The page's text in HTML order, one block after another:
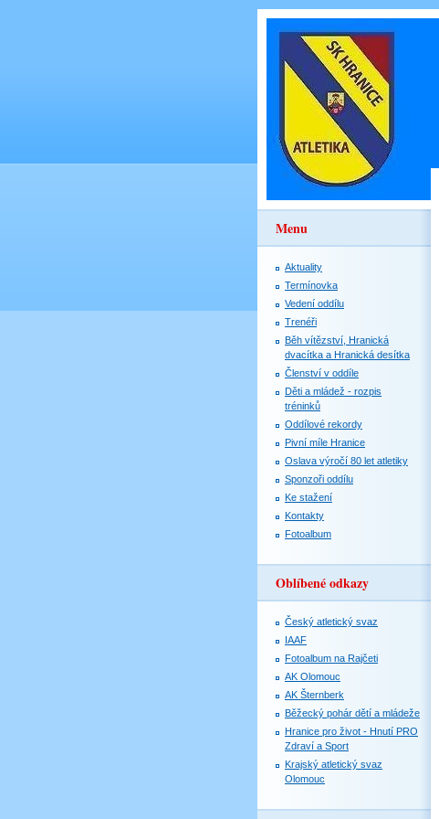
Menu
Aktuality
Termínovka
Vedení oddílu
Trenéři
Běh vítězství, Hranická
dvacítka a Hranická desítka
Členství v oddíle
Děti a mládež - rozpis
tréninků
Oddílové rekordy
Pivní míle Hranice
Oslava výročí 80 let atletiky
Sponzoři oddílu
Ke stažení
Kontakty
Fotoalbum
Oblíbené odkazy
Český atletický svaz
IAAF
Fotoalbum na Rajčeti
AK Olomouc
AK Šternberk
Běžecký pohár dětí a mládeže
Hranice pro život - Hnutí PRO
Zdraví a Sport
Krajský atletický svaz
Olomouc